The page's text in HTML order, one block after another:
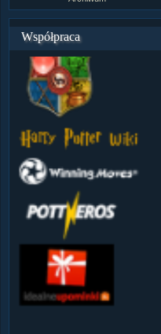
Współpraca